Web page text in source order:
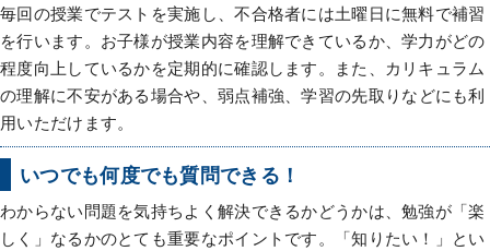
毎回の授業でテストを実施し、不合格者には土曜日に無料で補習
を行います。お子様が授業内容を理解できているか、学力がどの
程度向上しているかを定期的に確認します。また、カリキュラム
の理解に不安がある場合や、弱点補強、学習の先取りなどにも利
用いただけます。
いつでも何度でも質問できる！
わからない問題を気持ちよく解決できるかどうかは、勉強が「楽
しく」なるかのとても重要なポイントです。「知りたい！」とい